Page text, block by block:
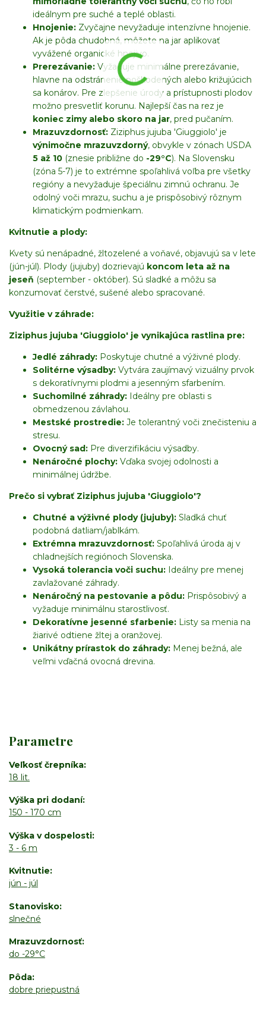
ideálnym pre suché a teplé oblasti.
Hnojenie: Zvyčajne nevyžaduje intenzívne hnojenie.
Ak je pôda chudobná, môžete na jar aplikovať
vyvážené organické hnojivo.
Prerezávanie: Vyžaduje minimálne prerezávanie,
hlavne na odstránenie poškodených alebo križujúcich
sa konárov. Pre zlepšenie úrody a prístupnosti plodov
možno presvetliť korunu. Najlepší čas na rez je
koniec zimy alebo skoro na jar, pred pučaním.
Mrazuvzdornosť: Ziziphus jujuba 'Giuggiolo' je
výnimočne mrazuvzdorný, obvykle v zónach USDA
5 až 10 (znesie približne do -29°C). Na Slovensku
(zóna 5-7) je to extrémne spoľahlivá voľba pre všetky
regióny a nevyžaduje špeciálnu zimnú ochranu. Je
odolný voči mrazu, suchu a je prispôsobivý rôznym
klimatickým podmienkam.
Kvitnutie a plody:
Kvety sú nenápadné, žltozelené a voňavé, objavujú sa v lete
(jún-júl). Plody (jujuby) dozrievajú koncom leta až na
jeseň (september - október). Sú sladké a môžu sa
konzumovať čerstvé, sušené alebo spracované.
Využitie v záhrade:
Ziziphus jujuba 'Giuggiolo' je vynikajúca rastlina pre:
Jedlé záhrady: Poskytuje chutné a výživné plody.
Solitérne výsadby: Vytvára zaujímavý vizuálny prvok
s dekoratívnymi plodmi a jesenným sfarbením.
Suchomilné záhrady: Ideálny pre oblasti s
obmedzenou závlahou.
Mestské prostredie: Je tolerantný voči znečisteniu a
stresu.
Ovocný sad: Pre diverzifikáciu výsadby.
Nenáročné plochy: Vďaka svojej odolnosti a
minimálnej údržbe.
Prečo si vybrať Ziziphus jujuba 'Giuggiolo'?
Chutné a výživné plody (jujuby): Sladká chuť
podobná datliam/jablkám.
Extrémna mrazuvzdornosť: Spoľahlivá úroda aj v
chladnejších regiónoch Slovenska.
Vysoká tolerancia voči suchu: Ideálny pre menej
zavlažované záhrady.
Nenáročný na pestovanie a pôdu: Prispôsobivý a
vyžaduje minimálnu starostlivosť.
Dekoratívne jesenné sfarbenie: Listy sa menia na
žiarivé odtiene žltej a oranžovej.
Unikátny prírastok do záhrady: Menej bežná, ale
veľmi vďačná ovocná drevina.
Parametre
Veľkosť črepníka
18 lit.
Výška pri dodaní
150 - 170 cm
Výška v dospelosti
3 - 6 m
Kvitnutie
jún - júl
Stanovisko
slnečné
Mrazuvzdornosť
do -29°C
Pôda
dobre priepustná